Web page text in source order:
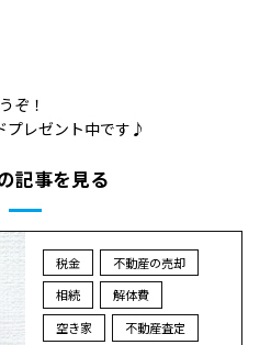
ぞ！
プレゼント中です♪
記事を見る
税金
不動産の売却
相続
解体費
空き家
不動産査定